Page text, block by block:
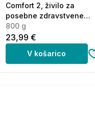
Comfort 2, živilo za
posebne zdravstvene
namene (800 g)
800 g
23,99 €
V košarico